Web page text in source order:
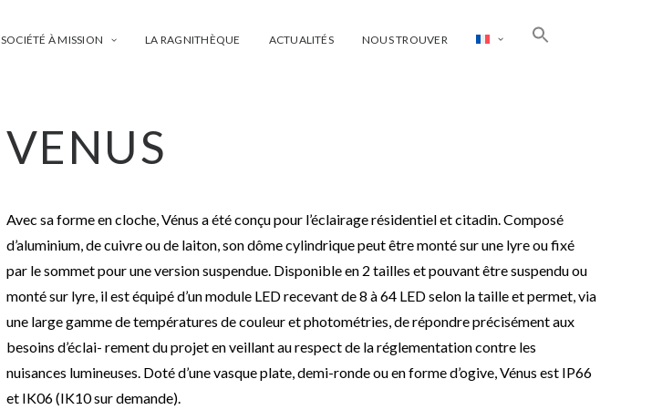
SOCIÉTÉ À MISSION LA RAGNITHÈQUE ACTUALITÉS NOUS TROUVER
VENUS
Avec sa forme en cloche, Vénus a été conçu pour l’éclairage résidentiel et citadin. Composé
d’aluminium, de cuivre ou de laiton, son dôme cylindrique peut être monté sur une lyre ou fixé
par le sommet pour une version suspendue. Disponible en 2 tailles et pouvant être suspendu ou
monté sur lyre, il est équipé d’un module LED recevant de 8 à 64 LED selon la taille et permet, via
une large gamme de températures de couleur et photométries, de répondre précisément aux
besoins d’éclai- rement du projet en veillant au respect de la réglementation contre les
nuisances lumineuses. Doté d’une vasque plate, demi-ronde ou en forme d’ogive, Vénus est IP66
et IK06 (IK10 sur demande).